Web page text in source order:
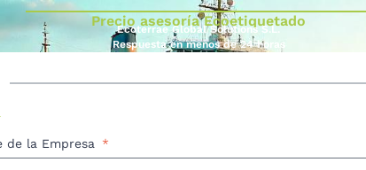
Precio asesoría Ecoetiquetado
Ecoterrae Global Solutions S.L.
Respuesta en menos de 24 horas
de la Empresa